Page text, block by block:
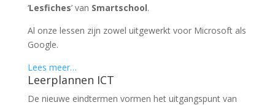
‘Lesfiches’ van Smartschool.
Al onze lessen zijn zowel uitgewerkt voor Microsoft als
Google.
Lees meer…
Leerplannen ICT
De nieuwe eindtermen vormen het uitgangspunt van